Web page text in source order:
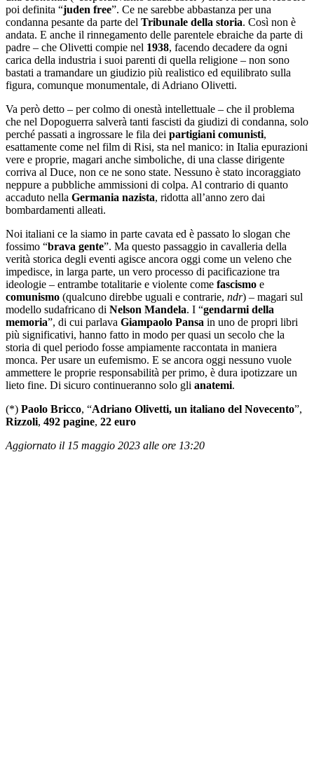
poi definita “juden free”. Ce ne sarebbe abbastanza per una
condanna pesante da parte del Tribunale della storia. Così non è
andata. E anche il rinnegamento delle parentele ebraiche da parte di
padre – che Olivetti compie nel 1938, facendo decadere da ogni
carica della industria i suoi parenti di quella religione – non sono
bastati a tramandare un giudizio più realistico ed equilibrato sulla
figura, comunque monumentale, di Adriano Olivetti.
Va però detto – per colmo di onestà intellettuale – che il problema
che nel Dopoguerra salverà tanti fascisti da giudizi di condanna, solo
perché passati a ingrossare le fila dei partigiani comunisti,
esattamente come nel film di Risi, sta nel manico: in Italia epurazioni
vere e proprie, magari anche simboliche, di una classe dirigente
corriva al Duce, non ce ne sono state. Nessuno è stato incoraggiato
neppure a pubbliche ammissioni di colpa. Al contrario di quanto
accaduto nella Germania nazista, ridotta all’anno zero dai
bombardamenti alleati.
Noi italiani ce la siamo in parte cavata ed è passato lo slogan che
fossimo “brava gente”. Ma questo passaggio in cavalleria della
verità storica degli eventi agisce ancora oggi come un veleno che
impedisce, in larga parte, un vero processo di pacificazione tra
ideologie – entrambe totalitarie e violente come fascismo e
comunismo (qualcuno direbbe uguali e contrarie, ndr) – magari sul
modello sudafricano di Nelson Mandela. I “gendarmi della
memoria”, di cui parlava Giampaolo Pansa in uno de propri libri
più significativi, hanno fatto in modo per quasi un secolo che la
storia di quel periodo fosse ampiamente raccontata in maniera
monca. Per usare un eufemismo. E se ancora oggi nessuno vuole
ammettere le proprie responsabilità per primo, è dura ipotizzare un
lieto fine. Di sicuro continueranno solo gli anatemi.
(*) Paolo Bricco, “Adriano Olivetti, un italiano del Novecento”,
Rizzoli, 492 pagine, 22 euro
Aggiornato il 15 maggio 2023 alle ore 13:20